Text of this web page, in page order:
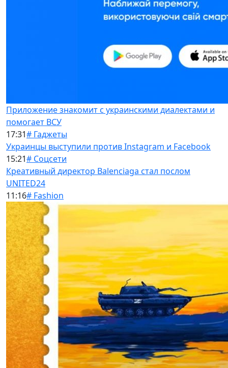
Приложение знакомит с украинскими диалектами и
помогает ВСУ
17:31# Гаджеты
Украинцы выступили против Instagram и Facebook
15:21# Соцсети
Креативный директор Balenciaga стал послом
UNITED24
11:16# Fashion